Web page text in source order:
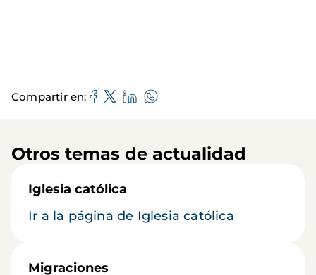
Compartir en
Otros temas de actualidad
Iglesia católica
Ir a la página de Iglesia católica
Migraciones